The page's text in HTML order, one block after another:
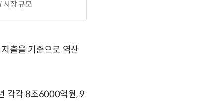
시장 규모
출을 기준으로 역산
각각 8조6000억원, 9